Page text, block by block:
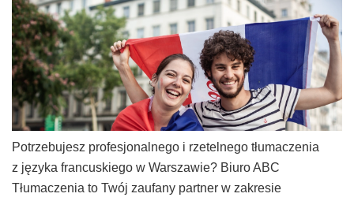
Potrzebujesz profesjonalnego i rzetelnego tłumaczenia
z języka francuskiego w Warszawie? Biuro ABC
Tłumaczenia to Twój zaufany partner w zakresie